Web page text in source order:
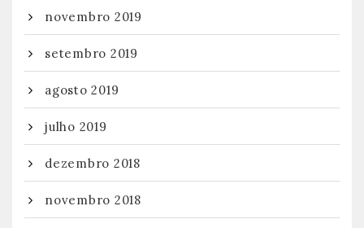
novembro 2019
setembro 2019
agosto 2019
julho 2019
dezembro 2018
novembro 2018